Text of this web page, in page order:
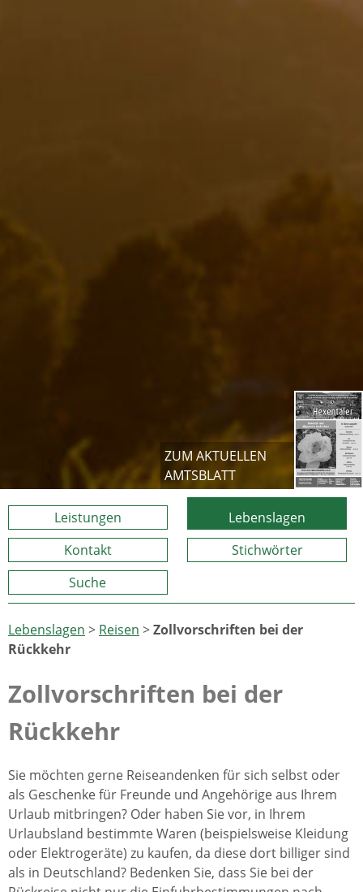
ZUM AKTUELLEN
AMTSBLATT
Leistungen
Lebenslagen
Kontakt
Stichwörter
Suche
Lebenslagen > Reisen >Zollvorschriften bei der
Rückkehr
Zollvorschriften bei der
Rückkehr
Sie möchten gerne Reiseandenken für sich selbst oder
als Geschenke für Freunde und Angehörige aus Ihrem
Urlaub mitbringen? Oder haben Sie vor, in Ihrem
Urlaubsland bestimmte Waren (beispielsweise Kleidung
oder Elektrogeräte) zu kaufen, da diese dort billiger sind
als in Deutschland? Bedenken Sie, dass Sie bei der